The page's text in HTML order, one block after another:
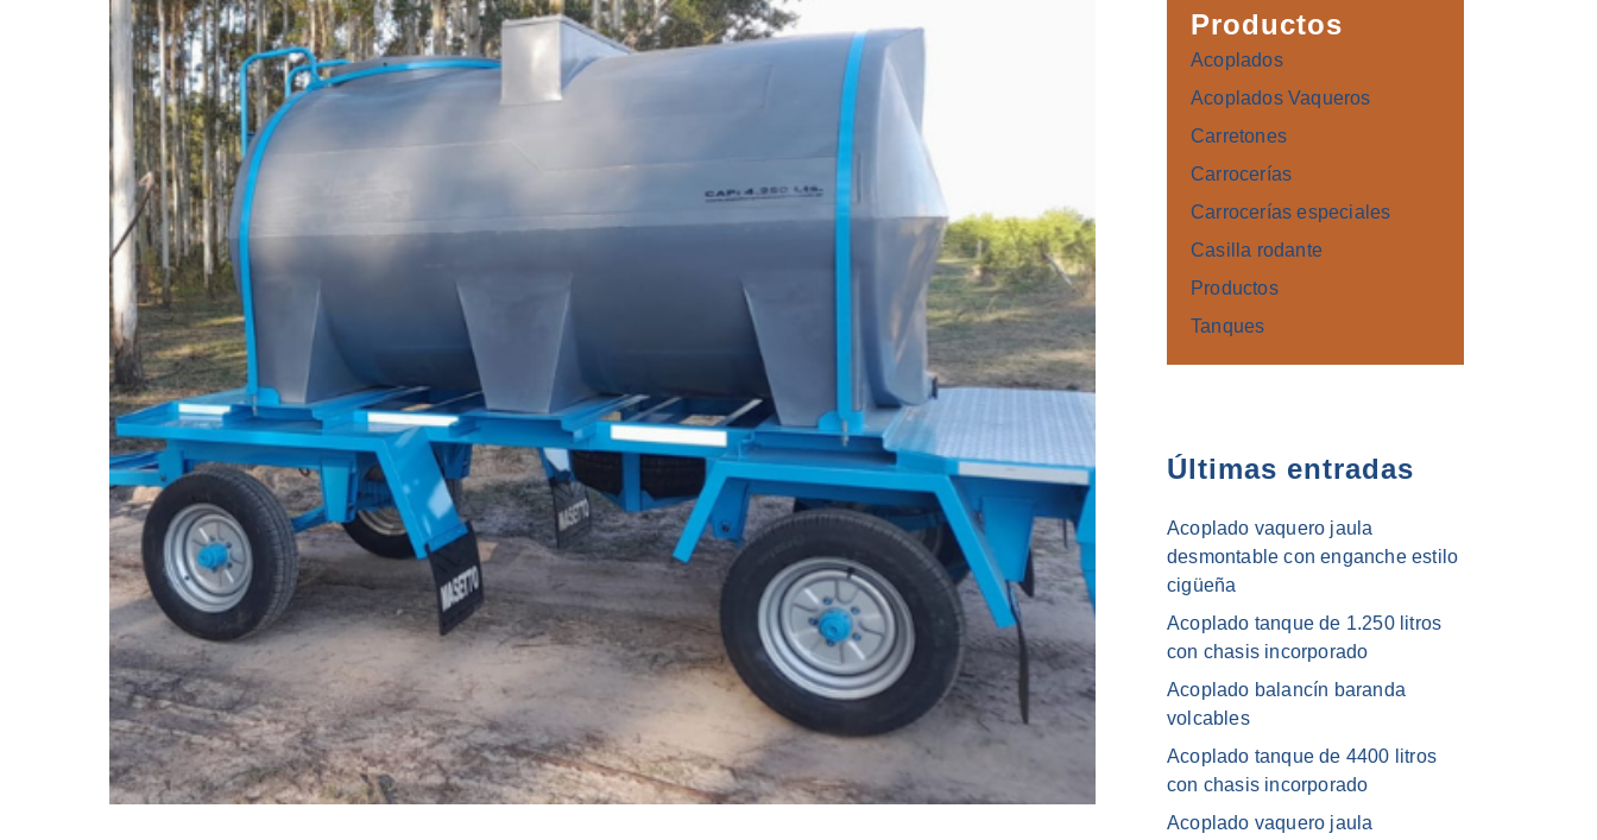
Productos
Acoplados
Acoplados Vaqueros
Carretones
Carrocerías
Carrocerías especiales
Casilla rodante
Productos
Tanques
Últimas entradas
Acoplado vaquero jaula
desmontable con enganche estilo
cigüeña
Acoplado tanque de 1.250 litros
con chasis incorporado
Acoplado balancín baranda
volcables
Acoplado tanque de 4400 litros
con chasis incorporado
Acoplado vaquero jaula